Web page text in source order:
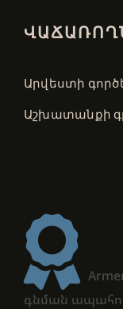
Արվեստի
Աշխատանքի
գնման